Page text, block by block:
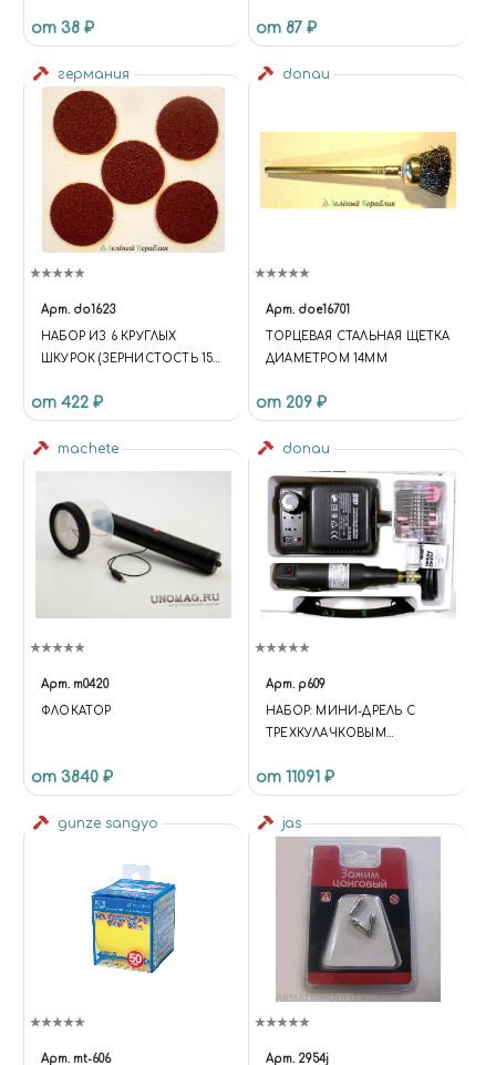
от 38 ₽ от 87 ₽
германия
Арт. do1623
НАБОР ИЗ 6 КРУГЛЫХ
ШКУРОК (ЗЕРНИСТОСТЬ 150)
ТЫЛЬНОЙ ЧАСТИ ДЛЯ
ИСПОЛЬЗОВАНИЯ С
НАСАДКОЙ DO1621
(ДИАМЕТР 33 ММ)
от 422 ₽
donau
Арт. doe16701
ТОРЦЕВАЯ СТАЛЬНАЯ ЩЕТКА
ДИАМЕТРОМ 14ММ
от 209 ₽
machete
Арт. m0420
ФЛОКАТОР
от 3840 ₽
donau
Арт. p609
НАБОР: МИНИ-ДРЕЛЬ С
ТРЕХКУЛАЧКОВЫМ
КОМПЛЕКТОМ НАСАДОК В
ПЛАСТИКОВОМ БОКСЕ
от 11091 ₽
gunze sangyo
Арт. mt-606
jas
Арт. 2954j